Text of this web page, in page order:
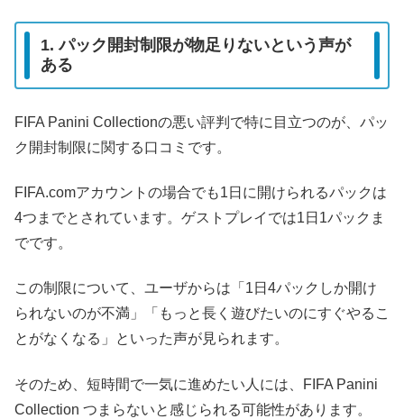
1. パック開封制限が物足りないという声が
ある
FIFA Panini Collectionの悪い評判で特に目立つのが、パッ
ク開封制限に関する口コミです。
FIFA.comアカウントの場合でも1日に開けられるパックは
4つまでとされています。ゲストプレイでは1日1パックま
でです。
この制限について、ユーザからは「1日4パックしか開け
られないのが不満」「もっと長く遊びたいのにすぐやるこ
とがなくなる」といった声が見られます。
そのため、短時間で一気に進めたい人には、FIFA Panini
Collection つまらないと感じられる可能性があります。